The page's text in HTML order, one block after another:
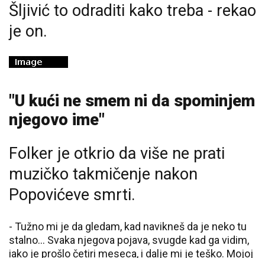
Šljivić to odraditi kako treba - rekao
je on.
"U kući ne smem ni da spominjem
njegovo ime"
Folker je otkrio da više ne prati
muzičko takmičenje nakon
Popovićeve smrti.
- Tužno mi je da gledam, kad navikneš da je neko tu
stalno... Svaka njegova pojava, svugde kad ga vidim,
iako je prošlo četiri meseca, i dalje mi je teško. Mojoj